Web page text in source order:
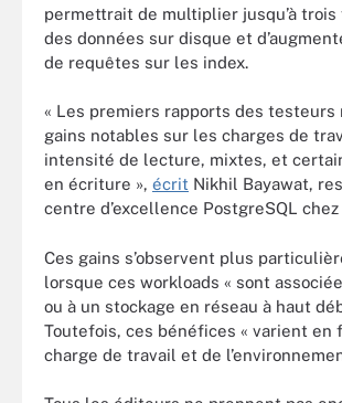
permettrait de multiplier jusqu’à
des données sur disque et
de requêtes sur les index.
« Les premiers rapports des testeurs
gains notables sur les charges de
intensité de lecture, mixtes, et
en écriture », écrit Nikhil Bayawat,
centre d’excellence PostgreSQL
Ces gains s’observent plus
lorsque ces workloads « sont
ou à un stockage en réseau à haut
Toutefois, ces bénéfices « varient en
charge de travail et de